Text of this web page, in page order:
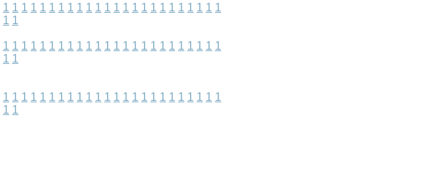
1 1 1 1 1 1 1 1 1 1 1 1 1 1 1 1 1 1 1 1 1 1 1 1
1 1
1 1 1 1 1 1 1 1 1 1 1 1 1 1 1 1 1 1 1 1 1 1 1 1
1 1
1 1 1 1 1 1 1 1 1 1 1 1 1 1 1 1 1 1 1 1 1 1 1 1
1 1